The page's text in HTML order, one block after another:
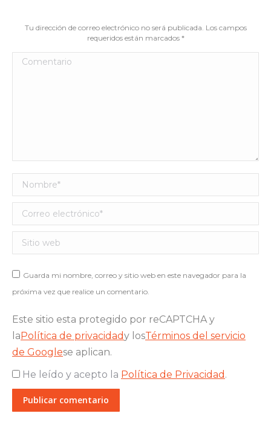
Tu dirección de correo electrónico no será publicada. Los campos
requeridos están marcados *
Comentario
Nombre *
Correo electrónico *
Sitio web
Guarda mi nombre, correo y sitio web en este navegador para la
próxima vez que realice un comentario.
Este sitio esta protegido por reCAPTCHA y
laPolítica de privacidady losTérminos del servicio
de Googlese aplican.
He leído y acepto la Política de Privacidad .
Publicar comentario